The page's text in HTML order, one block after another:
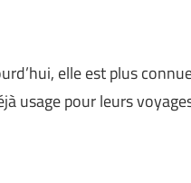
elle est plus
usage pour leurs